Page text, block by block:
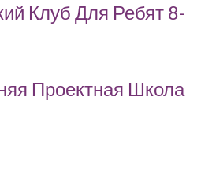
Клуб Для Ребят 8-
Проектная Школа